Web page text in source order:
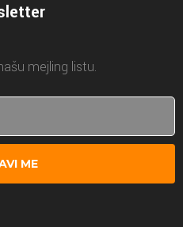
mejling listu.
ME